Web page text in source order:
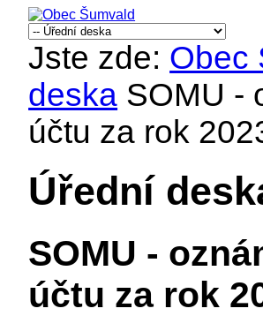
Jste zde: Obec
deska SOMU -
účtu za rok
Úřední
SOMU -
účtu za rok